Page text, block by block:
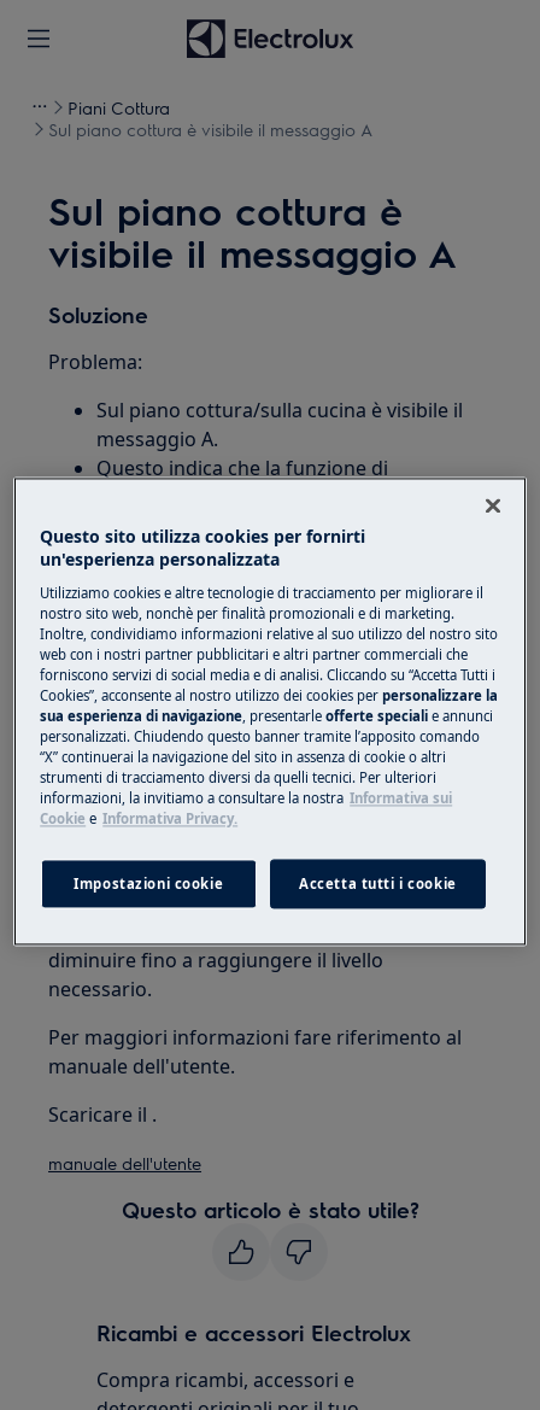
Piani Cottura
Sul piano cottura è visibile il messaggio A
Sul piano cottura è
visibile il messaggio A
Soluzione
Problema:
Sul piano cottura/sulla cucina è visibile il
messaggio A.
Questo indica che la funzione di
Vale per:
Piano cottura elettrico integrato
Cucina a libera installazione con piano
cottura elettrico
Piano cottura a induzione integrato
Cucina a libera installazione con piano
cottura a induzione
Soluzione:
1. Se si attiva questa funzione, è possibile
ottenere un livello di potenza in tempi brevi.
Questa funzione configura il livello di potenza
diminuire fino a raggiungere il livello
necessario.
Per maggiori informazioni fare riferimento al
manuale dell'utente.
Scaricare il .
manuale dell'utente
Questo articolo è stato utile?
Ricambi e accessori Electrolux
Compra ricambi, accessori e
Questo sito utilizza cookies per fornirti
un'esperienza personalizzata
Utilizziamo cookies e altre tecnologie di tracciamento per migliorare il
nostro sito web, nonchè per finalità promozionali e di marketing.
Inoltre, condividiamo informazioni relative al suo utilizzo del nostro sito
web con i nostri partner pubblicitari e altri partner commerciali che
forniscono servizi di social media e di analisi. Cliccando su “Accetta Tutti i
Cookies”, acconsente al nostro utilizzo dei cookies perpersonalizzare la
sua esperienza di navigazione , presentarleofferte speciali e annunci
personalizzati. Chiudendo questo banner tramite l’apposito comando
“X” continuerai la navigazione del sito in assenza di cookie o altri
strumenti di tracciamento diversi da quelli tecnici. Per ulteriori
informazioni, la invitiamo a consultare la nostra Informativa sui
Cookie e Informativa Privacy.
Impostazioni cookie Accetta tutti i cookie